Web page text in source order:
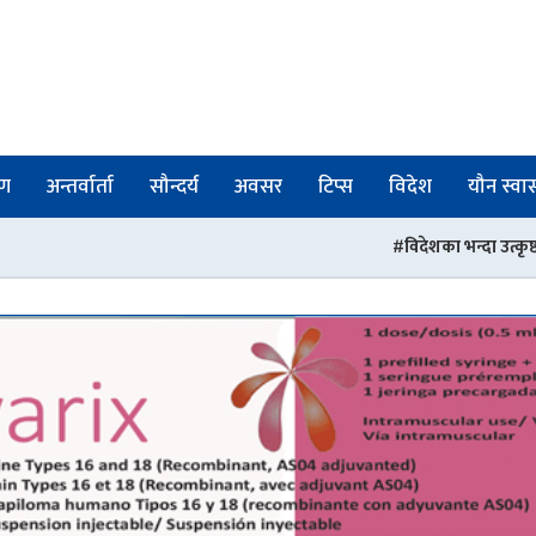
अन्तर्वार्ता सौन्दर्य अवसर टिप्स विदेश यौन
विदेशका भन्दा उत्कृष्ठ छन् नेपालका मेडिकल